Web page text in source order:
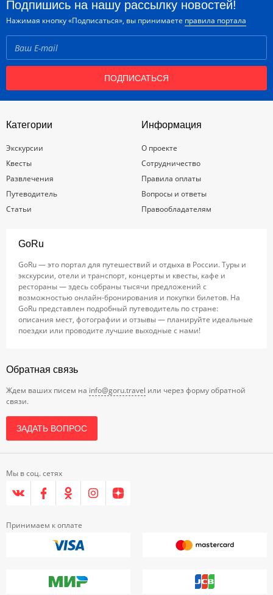
Подпишись на нашу рассылку новостей!
Нажимая кнопку «Подписаться», вы принимаете правила портала
ПОДПИСАТЬСЯ
Категории
Экскурсии
Квесты
Развлечения
Путеводитель
Статьи
Информация
О проекте
Сотрудничество
Правила оплаты
Вопросы и ответы
Правообладателям
GoRu
GoRu — это портал для путешествий и отдыха в России. Туры и
экскурсии, отели и транспорт, концерты и квесты, кафе и
рестораны — здесь собраны тысячи предложений с
возможностью онлайн-бронирования и покупки билетов. На
GoRu представлен подробный путеводитель по стране:
описания мест, фотографии и отзывы — планируйте идеальные
поездки или проводите лучшие выходные с нами!
Обратная связь
Ждем ваших писем на info@goru.travel или через форму обратной
связи.
ЗАДАТЬ ВОПРОС
Мы в соц. сетях
Принимаем к оплате